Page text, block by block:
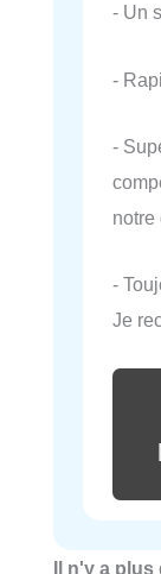
- Un
-
-
notre
-
Je
Il n'y a plus